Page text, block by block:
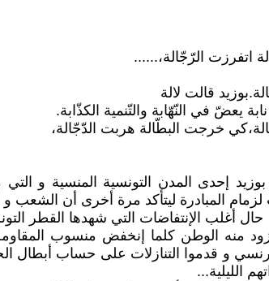
اتفرزت الرّجّالة،......
قالت لالة
يعضّ في النّهّابة والتّنمية الكذّابة.
خرجت البطّالة هربت الدّجّالة،
المبادرة ليتأكد مرة أخرى أن الشعب
يتزود منه الوطن كلما إنخفض منسوب
و قدموا التنازلات على حساب أبطال
الليلية...